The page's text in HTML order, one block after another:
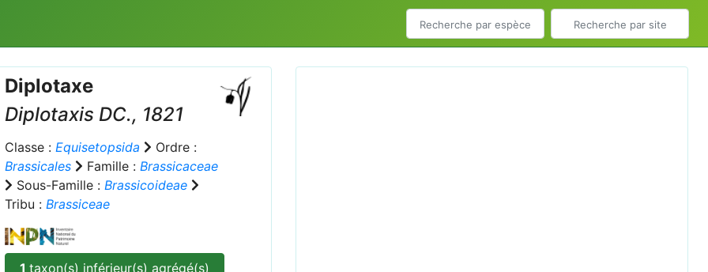
Diplotaxe
Diplotaxis DC., 1821
Classe : Equisetopsida
Ordre :
Brassicales
Famille : Brassicaceae
Sous-Famille : Brassicoideae
Tribu : Brassiceae
1 taxon(s) inférieur(s) agrégé(s)